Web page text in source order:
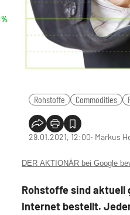
Rohstoffe Commodities
29.01.2021, 12:00‧ Markus
DER AKTIONÄR bei Google
Rohstoffe sind aktuell
Internet bestellt.
%